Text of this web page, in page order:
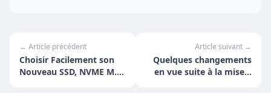
← Article précédent
Choisir Facilement son
Nouveau SSD, NVME M.2,
Article suivant →
Quelques changements
en vue suite à la mise à